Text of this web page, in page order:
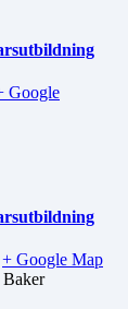
Google
+ Google Map
Baker